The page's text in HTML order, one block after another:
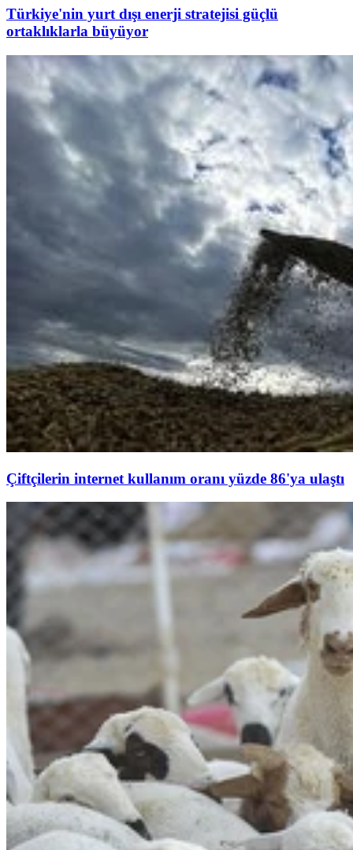
Türkiye'nin yurt dışı enerji stratejisi güçlü
ortaklıklarla büyüyor
Çiftçilerin internet kullanım oranı yüzde 86'ya ulaştı